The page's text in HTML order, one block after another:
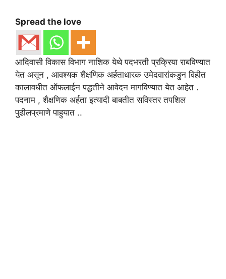
Spread the love
आदिवासी विकास विभाग नाशिक येथे पदभरती प्रक्रिया राबविण्यात
येत असून , आवश्यक शैक्षणिक अर्हताधारक उमेदवारांकडुन विहीत
कालावधीत ऑफलाईन पद्धतीने आवेदन मागविण्यात येत आहेत .
पदनाम , शैक्षणिक अर्हता इत्यादी बाबतीत सविस्तर तपशिल
पुढीलप्रमाणे पाहुयात ..